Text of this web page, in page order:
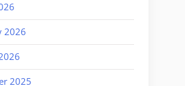
2026
2025